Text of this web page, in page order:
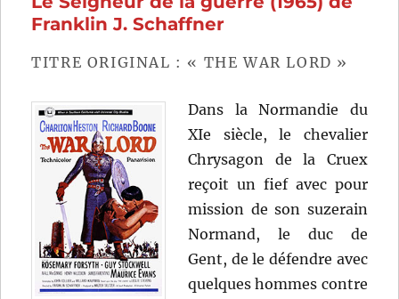
Franklin J. Schaffner
TITRE ORIGINAL : « THE WAR LORD »
Dans la Normandie du
XIe siècle, le chevalier
Chrysagon de la Cruex
reçoit un fief avec pour
mission de son suzerain
Normand, le duc de
Gent, de le défendre avec
quelques hommes contre